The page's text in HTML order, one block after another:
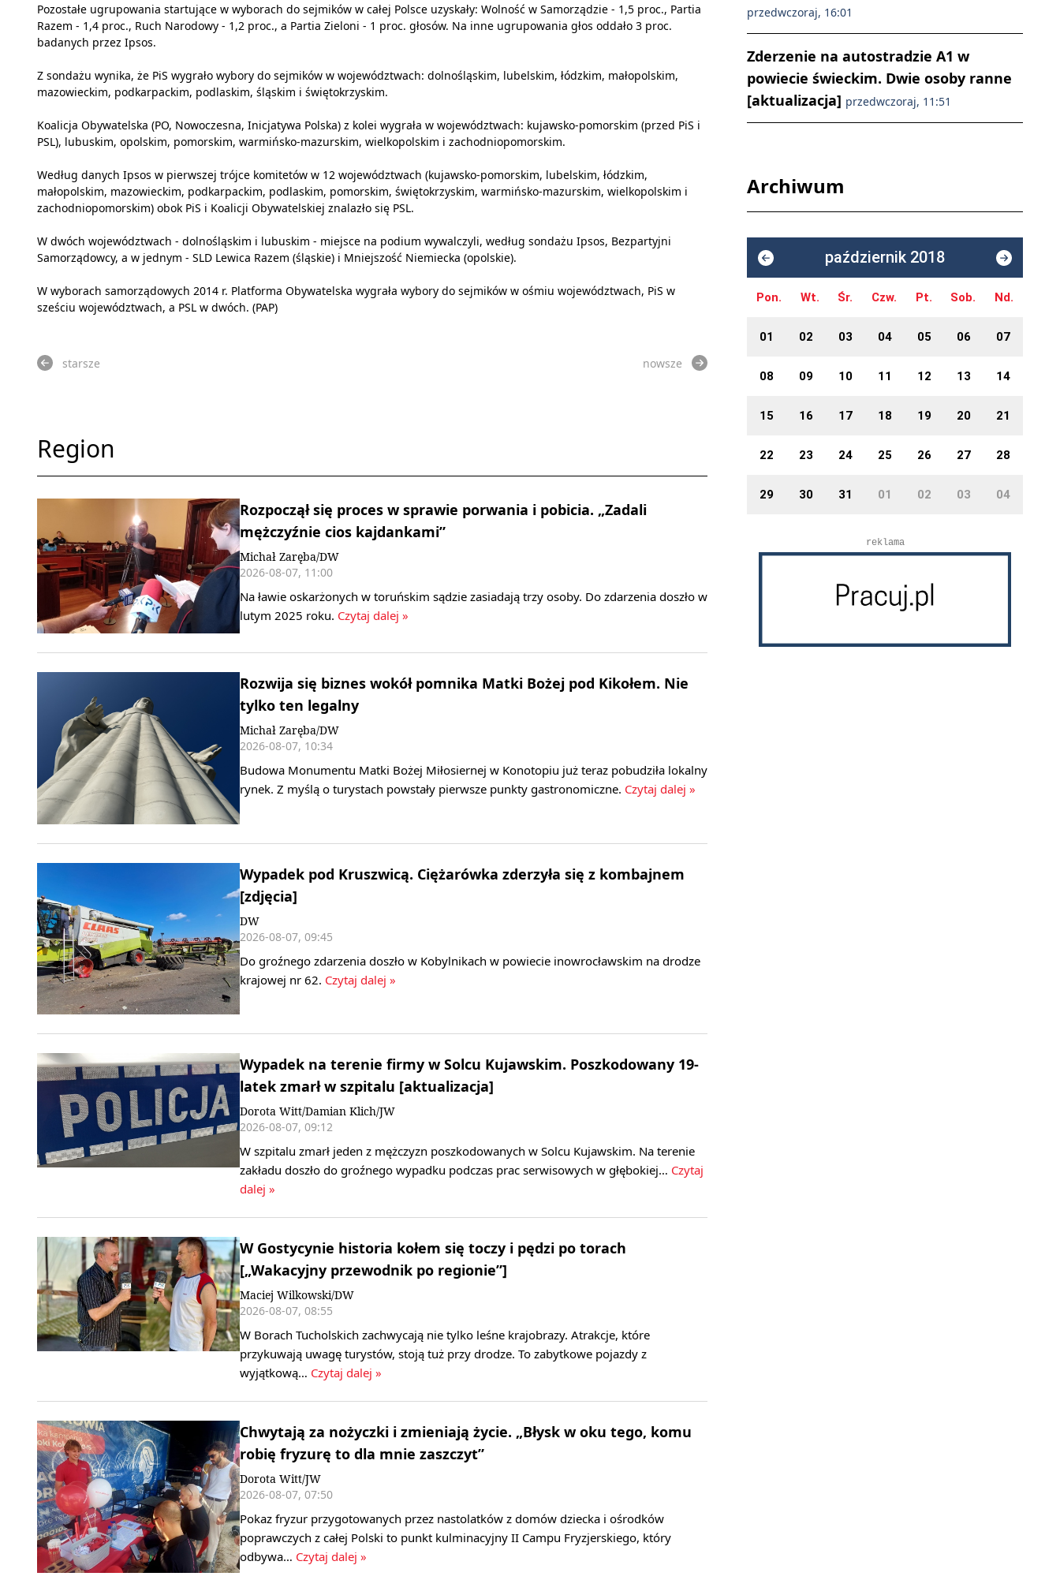
Pozostałe ugrupowania startujące w wyborach do sejmików w całej Polsce uzyskały: Wolność w Samorządzie - 1,5 proc., Partia
Razem - 1,4 proc., Ruch Narodowy - 1,2 proc., a Partia Zieloni - 1 proc. głosów. Na inne ugrupowania głos oddało 3 proc.
badanych przez Ipsos.
Z sondażu wynika, że PiS wygrało wybory do sejmików w województwach: dolnośląskim, lubelskim, łódzkim, małopolskim,
mazowieckim, podkarpackim, podlaskim, śląskim i świętokrzyskim.
Koalicja Obywatelska (PO, Nowoczesna, Inicjatywa Polska) z kolei wygrała w województwach: kujawsko-pomorskim (przed PiS i
PSL), lubuskim, opolskim, pomorskim, warmińsko-mazurskim, wielkopolskim i zachodniopomorskim.
Według danych Ipsos w pierwszej trójce komitetów w 12 województwach (kujawsko-pomorskim, lubelskim, łódzkim,
małopolskim, mazowieckim, podkarpackim, podlaskim, pomorskim, świętokrzyskim, warmińsko-mazurskim, wielkopolskim i
zachodniopomorskim) obok PiS i Koalicji Obywatelskiej znalazło się PSL.
W dwóch województwach - dolnośląskim i lubuskim - miejsce na podium wywalczyli, według sondażu Ipsos, Bezpartyjni
Samorządowcy, a w jednym - SLD Lewica Razem (śląskie) i Mniejszość Niemiecka (opolskie).
W wyborach samorządowych 2014 r. Platforma Obywatelska wygrała wybory do sejmików w ośmiu województwach, PiS w
sześciu województwach, a PSL w dwóch. (PAP)
starsze nowsze
Region
Rozpoczął się proces w sprawie porwania i pobicia. „Zadali
mężczyźnie cios kajdankami”
Michał Zaręba/DW
2026-08-07, 11:00
Na ławie oskarżonych w toruńskim sądzie zasiadają trzy osoby. Do zdarzenia doszło w
lutym 2025 roku. Czytaj dalej »
Rozwija się biznes wokół pomnika Matki Bożej pod Kikołem. Nie
tylko ten legalny
Michał Zaręba/DW
2026-08-07, 10:34
Budowa Monumentu Matki Bożej Miłosiernej w Konotopiu już teraz pobudziła lokalny
rynek. Z myślą o turystach powstały pierwsze punkty gastronomiczne. Czytaj dalej »
Wypadek pod Kruszwicą. Ciężarówka zderzyła się z kombajnem
[zdjęcia]
DW
2026-08-07, 09:45
Do groźnego zdarzenia doszło w Kobylnikach w powiecie inowrocławskim na drodze
krajowej nr 62. Czytaj dalej »
Wypadek na terenie firmy w Solcu Kujawskim. Poszkodowany 19-
latek zmarł w szpitalu [aktualizacja]
Dorota Witt/Damian Klich/JW
2026-08-07, 09:12
W szpitalu zmarł jeden z mężczyzn poszkodowanych w Solcu Kujawskim. Na terenie
zakładu doszło do groźnego wypadku podczas prac serwisowych w głębokiej… Czytaj
dalej »
W Gostycynie historia kołem się toczy i pędzi po torach
[„Wakacyjny przewodnik po regionie”]
Maciej Wilkowski/DW
2026-08-07, 08:55
W Borach Tucholskich zachwycają nie tylko leśne krajobrazy. Atrakcje, które
przykuwają uwagę turystów, stoją tuż przy drodze. To zabytkowe pojazdy z
wyjątkową… Czytaj dalej »
Chwytają za nożyczki i zmieniają życie. „Błysk w oku tego, komu
robię fryzurę to dla mnie zaszczyt”
Dorota Witt/JW
2026-08-07, 07:50
Pokaz fryzur przygotowanych przez nastolatków z domów dziecka i ośrodków
poprawczych z całej Polski to punkt kulminacyjny II Campu Fryzjerskiego, który
odbywa… Czytaj dalej »
przedwczoraj, 16:01
Zderzenie na autostradzie A1 w
powiecie świeckim. Dwie osoby ranne
[aktualizacja] przedwczoraj, 11:51
Archiwum
październik 2018
Pon. Wt. Śr. Czw. Pt. Sob. Nd.
01 02 03 04 05 06 07
08 09 10 11 12 13 14
15 16 17 18 19 20 21
22 23 24 25 26 27 28
29 30 31 01 02 03 04
reklama